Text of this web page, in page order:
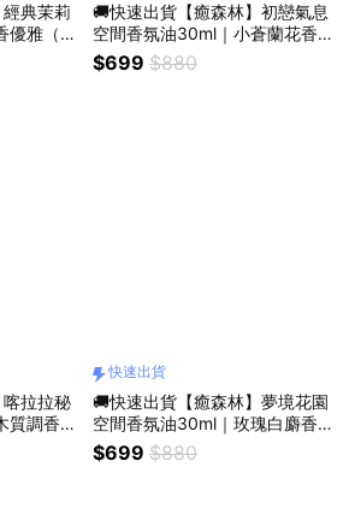
典茉莉
優雅（擴
小物／
🚚快速出貨【癒森林】初戀氣息
空間香氛油30ml｜小蒼蘭花香
（擴香專用／質感香氛／療癒小
物／甜蜜香氛）
$699 $880
拉拉秘
質調香草
／療癒
快速出貨
🚚快速出貨【癒森林】夢境花園
空間香氛油30ml｜玫瑰白麝香
（擴香專用／質感香氛／療癒小
物／優雅香氛）
$699 $880